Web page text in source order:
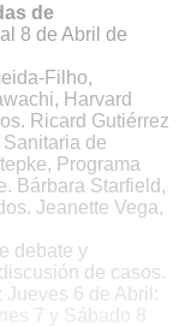
de
8 de Abril de
Filho,
Harvard
Ricard Gutiérrez
de
Programa
Bárbara Starfield,
Jeanette Vega,
debate y
de casos.
6 de Abril:
7 y Sábado 8